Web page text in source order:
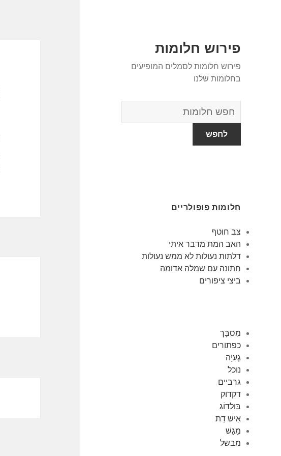
פירוש חלומות
פירוש חלומות לסמלים המופיעים
בחלומות שלנו
מילון
החלומות
חלומות פופולריים
צב חוטף
האב המת מדבר איתי
דלתות נעולות לא ממש נעולות
חתונה עם שמלה אדומה
ביצי ציפורים
מִסבָּך
כפתורים
גְעִיָה
נוכל
גרביים
דקדוק
בּוּלדוֹג
אִישׁ דַת
מַגָשׁ
מבשל